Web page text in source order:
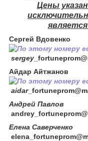
Цены
Сергей Вдовенко
sergey
Айдар Айтжанов
aidar
Андрей Павлов
Елена